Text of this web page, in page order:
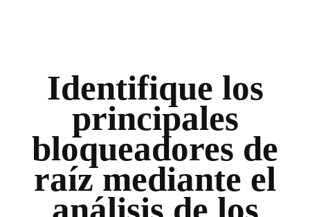
Identifique los
principales
bloqueadores de
raíz mediante el
análisis de los